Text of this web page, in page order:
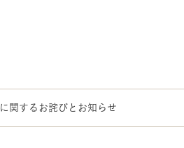
関するお詫びとお知らせ